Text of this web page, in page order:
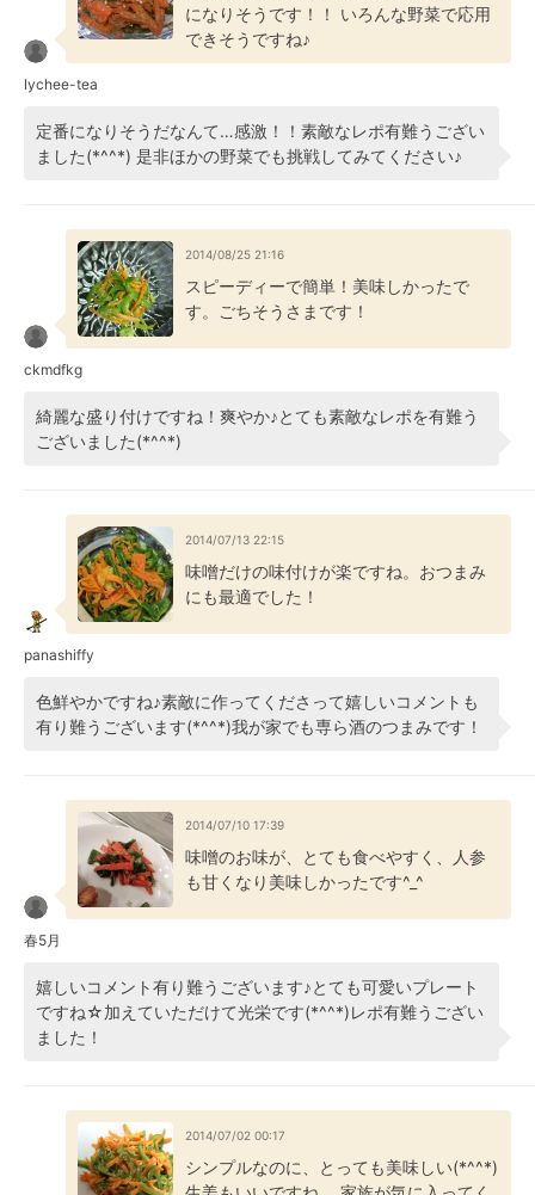
になりそうです！！ いろんな野菜で応用
できそうですね♪
lychee-tea
定番になりそうだなんて…感激！！素敵なレポ有難うござい
ました(*^^*) 是非ほかの野菜でも挑戦してみてください♪
2014/08/25 21:16
スピーディーで簡単！美味しかったで
す。ごちそうさまです！
ckmdfkg
綺麗な盛り付けですね！爽やか♪とても素敵なレポを有難う
ございました(*^^*)
2014/07/13 22:15
味噌だけの味付けが楽ですね。おつまみ
にも最適でした！
panashiffy
色鮮やかですね♪素敵に作ってくださって嬉しいコメントも
有り難うございます(*^^*)我が家でも専ら酒のつまみです！
2014/07/10 17:39
味噌のお味が、とても食べやすく、人参
も甘くなり美味しかったです^_^
春5月
嬉しいコメント有り難うございます♪とても可愛いプレート
ですね☆加えていただけて光栄です(*^^*)レポ有難うござい
ました！
2014/07/02 00:17
シンプルなのに、とっても美味しい(*^^*)